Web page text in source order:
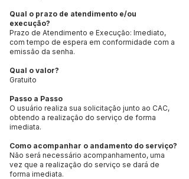
Qual o prazo de atendimento e/ou
execução?
Prazo de Atendimento e Execução: Imediato,
com tempo de espera em conformidade com a
emissão da senha.
Qual o valor?
Gratuito
Passo a Passo
O usuário realiza sua solicitação junto ao CAC,
obtendo a realização do serviço de forma
imediata.
Como acompanhar o andamento do serviço?
Não será necessário acompanhamento, uma
vez que a realização do serviço se dará de
forma imediata.